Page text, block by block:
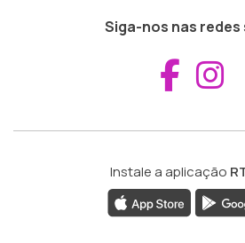
Siga-nos nas redes
Instale a aplicação